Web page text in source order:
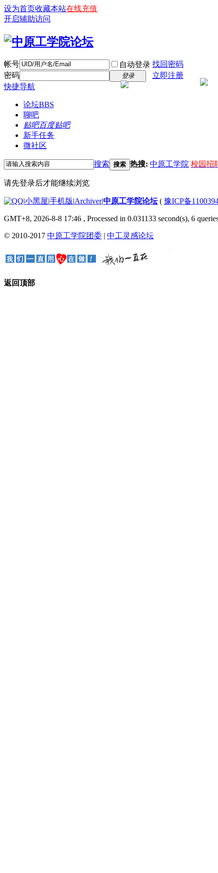
设为首页收藏本站在线充值
开启辅助访问
帐号 自动登录 找回密码
密码
登录
立即注册
快捷导航
论坛BBS
聊吧
贴吧百度贴吧
新手任务
微社区
搜索 搜索 热搜: 中原工学院 校园招
请先登录后才能继续浏览
|小黑屋|手机版|Archiver|中原工学院论坛( 豫ICP备
GMT+8, 2026-8-8 17:46 , Processed in 0.031133 second(s), 6
© 2010-2017 中原工学院团委 | 中工灵感论坛
返回顶部